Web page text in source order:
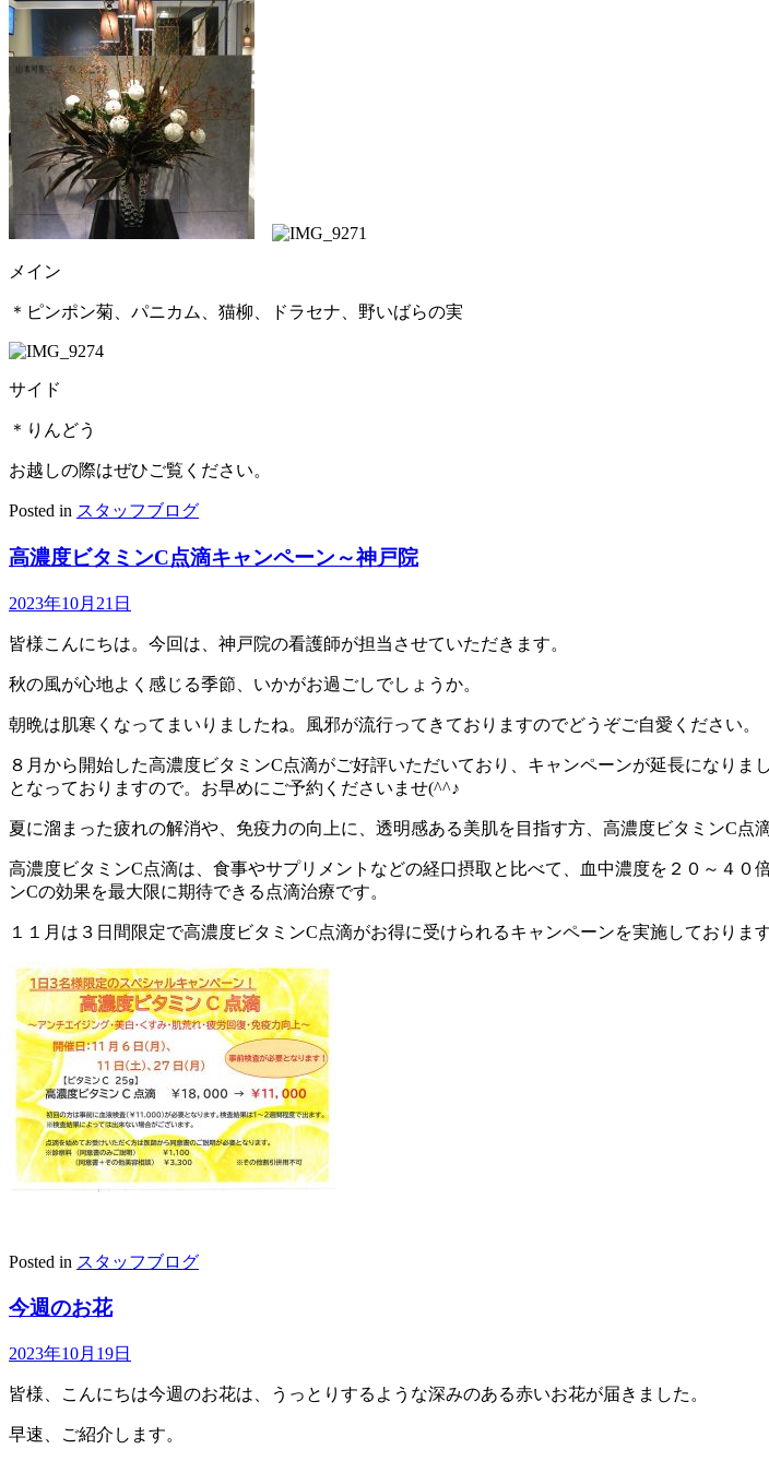
メイン
＊ピンポン菊、パニカム、猫柳、ドラセナ、野いばらの実
サイド
＊りんどう
お越しの際はぜひご覧ください。
Posted in スタッフブログ
高濃度ビタミンC点滴キャンペーン～神戸院
2023年10月21日
皆様こんにちは。今回は、神戸院の看護師が担当させていただきます。
秋の風が心地よく感じる季節、いかがお過ごしでしょうか。
朝晩は肌寒くなってまいりましたね。風邪が流行ってきておりますのでどうぞご自愛ください。
８月から開始した高濃度ビタミンC点滴がご好評いただいており、キャンペーンが延長になり
となっておりますので。お早めにご予約くださいませ(^^♪
夏に溜まった疲れの解消や、免疫力の向上に、透明感ある美肌を目指す方、高濃度ビタミンC点
高濃度ビタミンC点滴は、食事やサプリメントなどの経口摂取と比べて、血中濃度を２０～４
ンCの効果を最大限に期待できる点滴治療です。
１１月は３日間限定で高濃度ビタミンC点滴がお得に受けられるキャンペーンを実施しておりま
Posted in スタッフブログ
今週のお花
2023年10月19日
皆様、こんにちは今週のお花は、うっとりするような深みのある赤いお花が届きました。
早速、ご紹介します。